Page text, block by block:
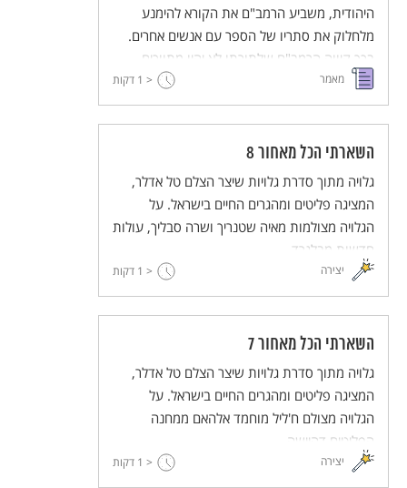
היהודית, משביע הרמב"ם את הקורא להימנע
מלחלוק את סתריו של הספר עם אנשים אחרים.
בכך קיווה הרמב"ם שלתורתו לא יהיו מתווכים.
אולם מאז שחיבור זה ראה אור, מפירים תלמידיו
ומפרשיו את הוראתו ללא הרף. ד"ר מיכה גודמן,
המשלים בימים אלו את הספר הראשון בעברית
העוסק כולו במורה נבוכים, מסביר מדוע בחר גם
הוא לנסות ולחשוף את סודותיו
מאמר < 1 דקות
השארתי הכל מאחור 8
גלויה מתוך סדרת גלויות שיצר הצלם טל אדלר,
המציגה פליטים ומהגרים החיים בישראל. על
הגלויה מצולמות מאיה שטנריך ושרה סבליך, עולות
חדשות מבלגרד.
יצירה < 1 דקות
השארתי הכל מאחור 7
גלויה מתוך סדרת גלויות שיצר הצלם טל אדלר,
המציגה פליטים ומהגרים החיים בישראל. על
הגלויה מצולם ח'ליל מוחמד אלהאם ממחנה
הפליטים דהיישה.
יצירה < 1 דקות